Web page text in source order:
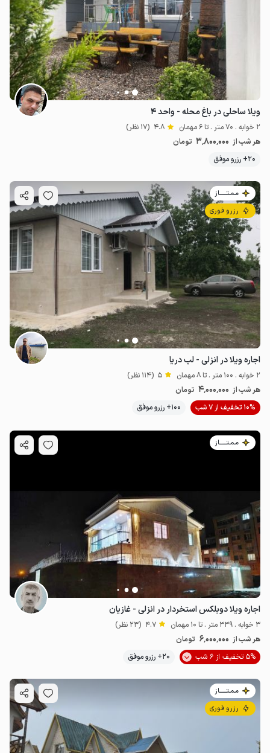
2.07
ویلا ساحلی در باغ محله - واحد ۴
2 خوابه . 70 متر . تا 6 مهمان 4.8 (17 نظر)
هر شب از 3٬800٬000 تومان
20+ رزرو موفق
مـمـتــــــاز
رزرو فوری
اجاره ویلا در انزلی - لب دریا
2 خوابه . 100 متر . تا 8 مهمان 5 (114 نظر)
هر شب از 4٬000٬000 تومان
10% تخفیف از 7 شب
100+ رزرو موفق
مـمـتــــــاز
اجاره ویلا دوبلکس استخردار در انزلی - غازیان
3 خوابه . 339 متر . تا 10 مهمان 4.7 (23 نظر)
هر شب از 6٬000٬000 تومان
5% تخفیف از 6 شب
20+ رزرو موفق
مـمـتــــــاز
رزرو فوری